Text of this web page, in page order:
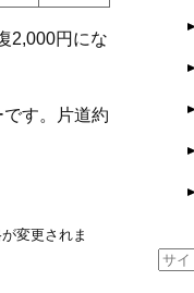
2,000円にな
す。片道約
変更されま
検
索: